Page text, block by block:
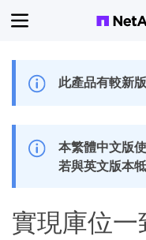
此產品有較新
本繁體中文版
若與英文版本
實現庫位一